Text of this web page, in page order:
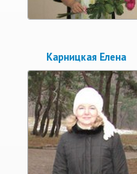
Карницкая Елена